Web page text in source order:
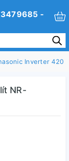
-
Inverter 420
NR-